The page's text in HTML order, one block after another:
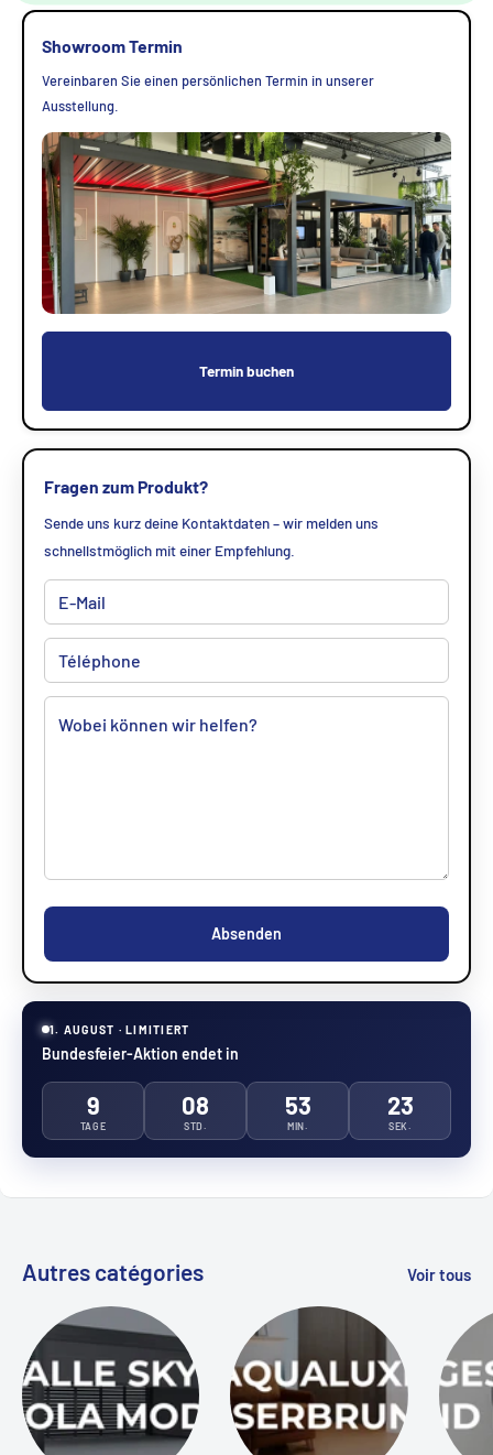
Showroom Termin
Vereinbaren Sie einen persönlichen Termin in unserer
Ausstellung.
Termin buchen
Fragen zum Produkt?
Sende uns kurz deine Kontaktdaten – wir melden uns
schnellstmöglich mit einer Empfehlung.
Absenden
1. AUGUST · LIMITIERT
Bundesfeier-Aktion endet in
9
TAGE
08
STD.
53
MIN.
22
SEK.
Autres catégories Voir tous